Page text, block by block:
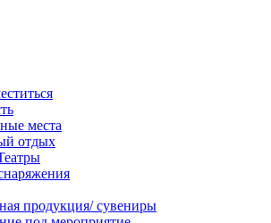
места
отдых
продукция/ сувениры